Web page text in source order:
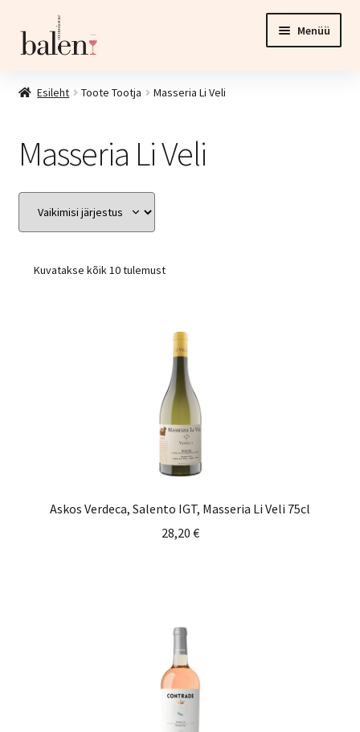
navigeerimisele
sisu
Menüü
Investeering
Esinduspood ja veinikelder
Esileht Toote Tootja Masseria Li Veli
Masseria Li Veli
Kuvatakse kõik 10 tulemust
Askos Verdeca, Salento IGT, Masseria Li Veli 75cl
28,20 €